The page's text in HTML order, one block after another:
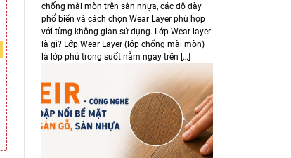
Sàn nhựa Hobiwood HS
74
Liên hệ
Sàn nhựa Hobiwood HS
73
Liên hệ
chống mài mòn trên sàn nhựa, các độ dày
phổ biến và cách chọn Wear Layer phù hợp
với từng không gian sử dụng. Lớp Wear layer
là gì? Lớp Wear Layer (lớp chống mài mòn)
là lớp phủ trong suốt nằm ngay trên […]